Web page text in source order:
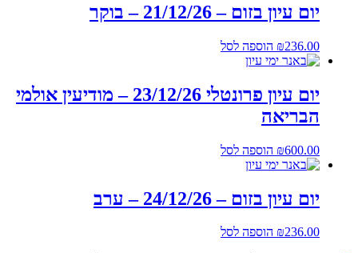
יום עיון בזום – 21/12/26 – בוקר
₪236.00 הוספה לסל
יום עיון פרונטלי 23/12/26 – מודיעין אולמי
הבריאה
₪600.00 הוספה לסל
יום עיון בזום – 24/12/26 – ערב
₪236.00 הוספה לסל